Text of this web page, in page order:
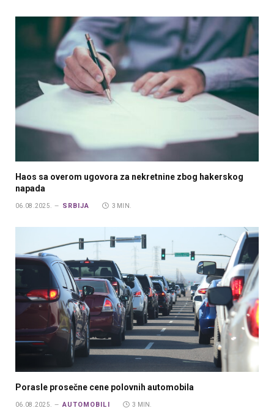
Haos sa overom ugovora za nekretnine zbog hakerskog
napada
06.08.2025. SRBIJA 3 MIN.
Porasle prosečne cene polovnih automobila
06.08.2025. AUTOMOBILI 3 MIN.